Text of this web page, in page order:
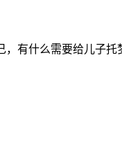
有什么需要给儿子托